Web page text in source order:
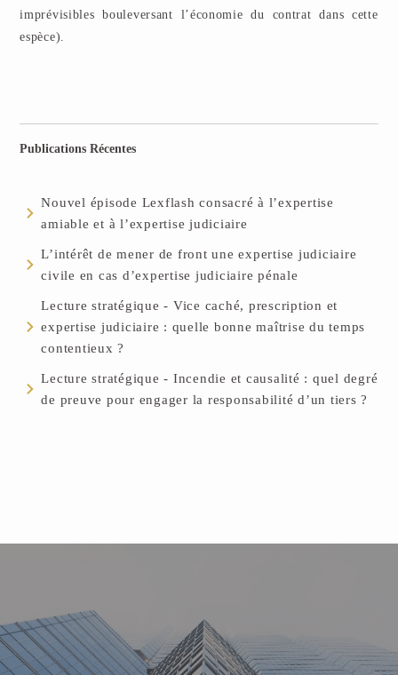
imprévisibles bouleversant l’économie du contrat dans cette
espèce).
Publications Récentes
Nouvel épisode Lexflash consacré à l’expertise
amiable et à l’expertise judiciaire
L’intérêt de mener de front une expertise judiciaire
civile en cas d’expertise judiciaire pénale
Lecture stratégique - Vice caché, prescription et
expertise judiciaire : quelle bonne maîtrise du temps
contentieux ?
Lecture stratégique - Incendie et causalité : quel degré
de preuve pour engager la responsabilité d’un tiers ?